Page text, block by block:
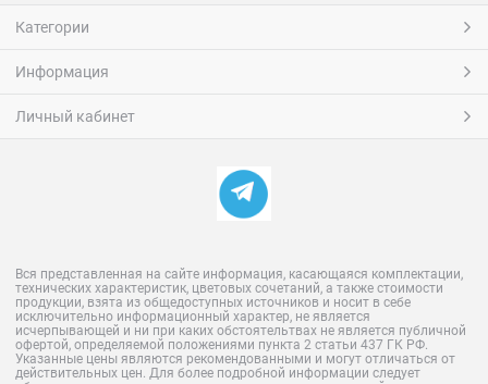
Категории
Информация
Личный кабинет
Вся представленная на сайте информация, касающаяся комплектации,
технических характеристик, цветовых сочетаний, а также стоимости
продукции, взята из общедоступных источников и носит в себе
исключительно информационный характер, не является
исчерпывающей и ни при каких обстоятельтвах не является публичной
офертой, определяемой положениями пункта 2 статьи 437 ГК РФ.
Указанные цены являются рекомендованными и могут отличаться от
действительных цен. Для более подробной информации следует